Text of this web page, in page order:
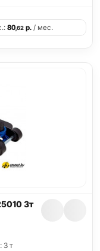
80,62р./ мес.
3т
3 т